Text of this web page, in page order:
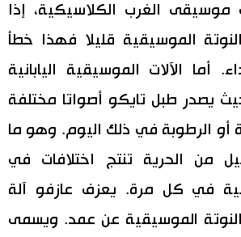
موسيقى الغرب الكلاسيكية، إذا
الموسيقية قليلا فهذا خطأ
أما الآلات الموسيقية اليابانية
يصدر طبل تايكو أصواتا مختلفة
أو الرطوبة في ذلك اليوم. وهو ما
من الحرية تنتج اختلافات في
في كل مرة. يعزف عازفو آلة
الموسيقية عن عمد. ويسمى